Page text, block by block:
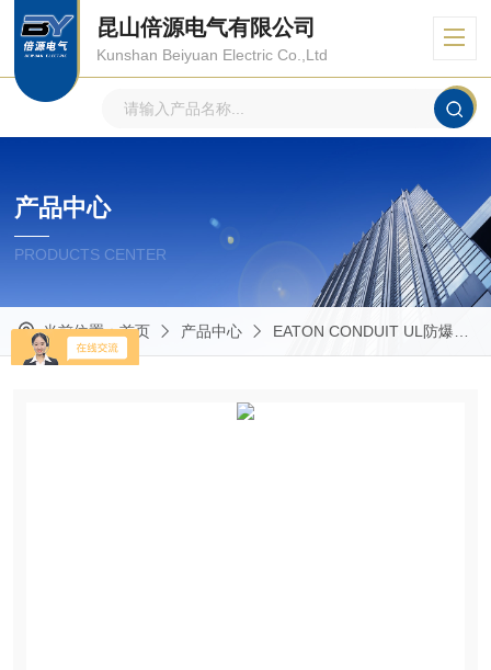
昆山倍源电气有限公司
Kunshan Beiyuan Electric Co.,Ltd
产品中心
PRODUCTS CENTER
当前位置：首页 产品中心 EATON CONDUIT UL防爆管件